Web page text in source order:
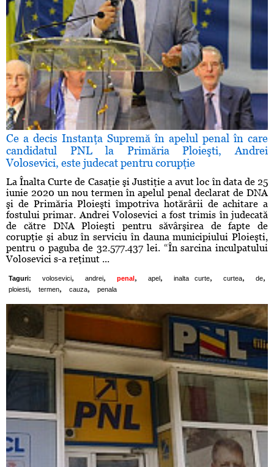
Ce a decis Instanţa Supremă în apelul penal în care
candidatul PNL la Primăria Ploieşti, Andrei
Volosevici, este judecat pentru corupţie
La Înalta Curte de Casaţie şi Justiţie a avut loc în data de 25
iunie 2020 un nou termen în apelul penal declarat de DNA
şi de Primăria Ploieşti împotriva hotărârii de achitare a
fostului primar. Andrei Volosevici a fost trimis în judecată
de către DNA Ploieşti pentru săvârşirea de fapte de
corupţie şi abuz în serviciu în dauna municipiului Ploieşti,
pentru o paguba de 32.577.437 lei. “În sarcina inculpatului
Volosevici s-a reţinut ...
Taguri: volosevici, andrei, penal , apel , inalta curte, curtea, de,
ploiesti, termen, cauza, penala